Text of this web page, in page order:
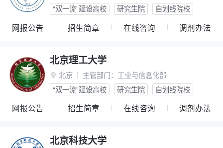
“双一流”建设高校
研究生院 自划线院校
网报公告 招生简章 在线咨询 调剂办法
北京理工大学
 北京 主管部门： 工业与信息化部
“双一流”建设高校
研究生院 自划线院校
网报公告 招生简章 在线咨询 调剂办法
北京科技大学